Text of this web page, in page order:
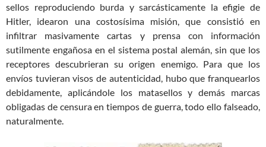
sellos reproduciendo burda y sarcásticamente la efigie de
Hitler, idearon una costosísima misión, que consistió en
infiltrar masivamente cartas y prensa con información
sutilmente engañosa en el sistema postal alemán, sin que los
receptores descubrieran su origen enemigo. Para que los
envíos tuvieran visos de autenticidad, hubo que franquearlos
debidamente, aplicándole los matasellos y demás marcas
obligadas de censura en tiempos de guerra, todo ello falseado,
naturalmente.